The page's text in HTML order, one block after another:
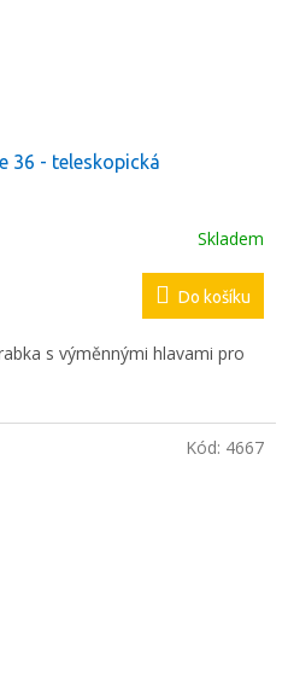
36 - teleskopická
Skladem
Do košíku
s výměnnými hlavami pro
Kód: 4667